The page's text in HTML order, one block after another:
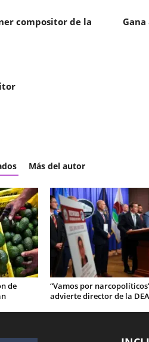
compositor de la
Más del autor
de
“Vamos por
advierte director de la DEA